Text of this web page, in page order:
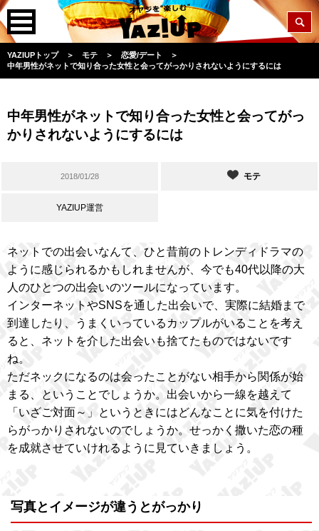
YAZIUPトップ ＞ モテ ＞ 恋愛/デート
＞
中年男性がネットで知り合った女性と会ってがっかりされないようにするには
中年男性がネットで知り合った女性と会ってがっ
かりされないようにするには
2018/01/28 モテ
YAZIUP運営
ネットでの出会いなんて、ひと昔前のトレンディドラマの
ように感じられるかもしれませんが、今でも40代以降の大
人のひとつの出会いのツールになっています。
インターネットやSNSを通した出会いで、実際に結婚まで
到達したり、うまくいっているカップルがいることを考え
ると、ネットを介した出会いも捨てたものではないです
ね。
ただネックになるのは会ったことがない相手から関係が始
まる、ということでしょうか。出会いから一線を越えて
「いざご対面～」というときにはどんなことに気を付けた
らがっかりされないのでしょうか。せっかく撒いた恋の種
を成就させていけれるように見ていきましょう。
写真とイメージが違うとがっかり